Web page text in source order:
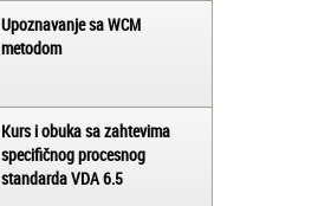
Upoznavanje sa WCM
metodom
Kurs i obuka sa zahtevima
specifičnog procesnog
standarda VDA 6.5